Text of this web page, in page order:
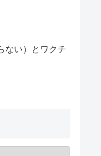
ない）とワクチ